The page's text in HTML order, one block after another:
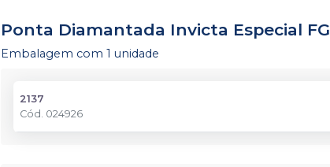
Ponta Diamantada Invicta Especial FG
Embalagem com 1 unidade
2137
Cód. 024926